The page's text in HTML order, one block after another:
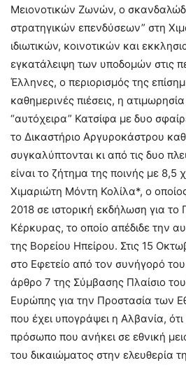
Μειονοτικών Ζωνών, ο
στρατηγικών επενδύσεων” στη
ιδιωτικών, κοινοτικών και
εγκατάλειψη των υποδομών στις
Έλληνες, ο περιορισμός της
καθημερινές πιέσεις, η
“αυτόχειρα” Κατσίφα με δυο
το Δικαστήριο Αργυροκάστρου
συγκαλύπτονται κι από τις δυο
είναι το ζήτημα της ποινής με 8,5
Χιμαριώτη Μόντη Κολίλα*, ο
2018 σε ιστορική εκδήλωση για
Κέρκυρας, το οποίο απέδιδε την
της Βορείου Ηπείρου. Στις 15
στο Εφετείο από τον συνήγορό
άρθρο 7 της Σύμβασης Πλαίσιο
Ευρώπης για την Προστασία των
που έχει υπογράψει η Αλβανία,
πρόσωπο που ανήκει σε εθνική
του δικαιώματος στην ελευθερία